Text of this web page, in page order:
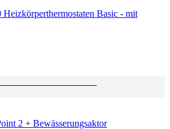
Heizkörperthermostaten Basic - mit
2 + Bewässerungsaktor